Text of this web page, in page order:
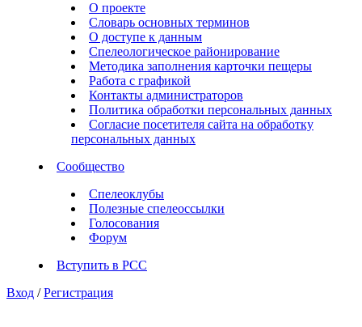
О проекте
Словарь основных терминов
О доступе к данным
Спелеологическое районирование
Методика заполнения карточки пещеры
Работа с графикой
Контакты администраторов
Политика обработки персональных данных
Согласие посетителя сайта на обработку
персональных данных
Сообщество
Спелеоклубы
Полезные спелеоссылки
Голосования
Форум
Вступить в РСС
Вход / Регистрация